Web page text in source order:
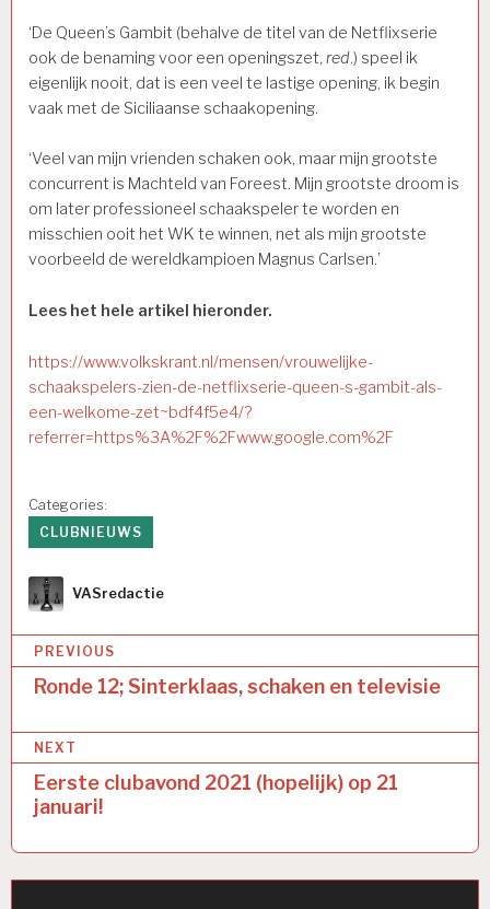
‘De Queen’s Gambit (behalve de titel van de Netflixserie
ook de benaming voor een openingszet, red.) speel ik
eigenlijk nooit, dat is een veel te lastige opening, ik begin
vaak met de Siciliaanse schaakopening.
‘Veel van mijn vrienden schaken ook, maar mijn grootste
concurrent is Machteld van Foreest. Mijn grootste droom is
om later professioneel schaakspeler te worden en
misschien ooit het WK te winnen, net als mijn grootste
voorbeeld de wereldkampioen Magnus Carlsen.’
Lees het hele artikel hieronder.
https://www.volkskrant.nl/mensen/vrouwelijke-
schaakspelers-zien-de-netflixserie-queen-s-gambit-als-
een-welkome-zet~bdf4f5e4/?
referrer=https%3A%2F%2Fwww.google.com%2F
Categories:
CLUBNIEUWS
Author
VASredactie
Bericht
navigatie
PREVIOUS
Ronde 12; Sinterklaas, schaken en televisie
NEXT
Eerste clubavond 2021 (hopelijk) op 21
januari!